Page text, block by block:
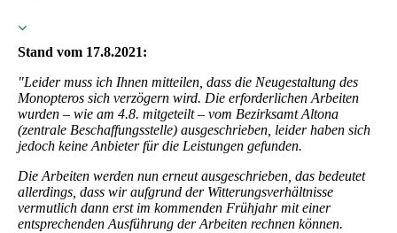
Stand vom 17.8.2021:
"Leider muss ich Ihnen mitteilen, dass die Neugestaltung des
Monopteros sich verzögern wird. Die erforderlichen Arbeiten
wurden – wie am 4.8. mitgeteilt – vom Bezirksamt Altona
(zentrale Beschaffungsstelle) ausgeschrieben, leider haben sich
jedoch keine Anbieter für die Leistungen gefunden.
Die Arbeiten werden nun erneut ausgeschrieben, das bedeutet
allerdings, dass wir aufgrund der Witterungsverhältnisse
vermutlich dann erst im kommenden Frühjahr mit einer
entsprechenden Ausführung der Arbeiten rechnen können.